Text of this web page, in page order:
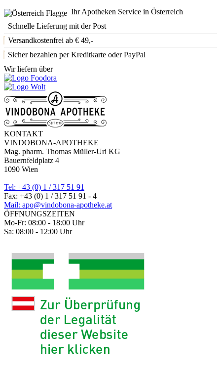
Ihr Apotheken Service in Österreich
Schnelle Lieferung mit der Post
Versandkostenfrei ab € 49,-
Sicher bezahlen per Kreditkarte oder PayPal
Wir liefern über
KONTAKT
VINDOBONA-APOTHEKE
Mag. pharm. Thomas Müller-Uri KG
Bauernfeldplatz 4
1090 Wien
Tel: +43 (0) 1 / 317 51 91
Fax: +43 (0) 1 / 317 51 91 - 4
Mail: apo@vindobona-apotheke.at
ÖFFNUNGSZEITEN
Mo-Fr: 08:00 - 18:00 Uhr
Sa: 08:00 - 12:00 Uhr